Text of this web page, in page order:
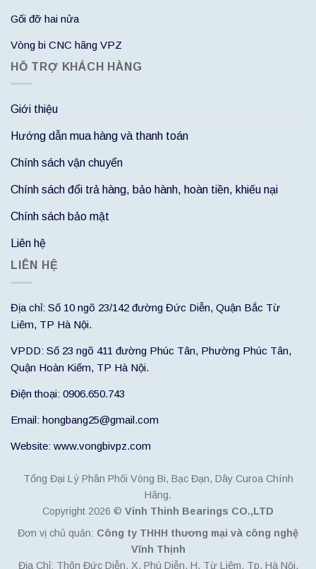
Gối đỡ hai nửa
Vòng bi CNC hãng VPZ
HỖ TRỢ KHÁCH HÀNG
Giới thiệu
Hướng dẫn mua hàng và thanh toán
Chính sách vận chuyển
Chính sách đổi trả hàng, bảo hành, hoàn tiền, khiếu nại
Chính sách bảo mật
Liên hệ
LIÊN HỆ
Địa chỉ: Số 10 ngõ 23/142 đường Đức Diễn, Quận Bắc Từ
Liêm, TP Hà Nội.
VPDD: Số 23 ngõ 411 đường Phúc Tân, Phường Phúc Tân,
Quận Hoàn Kiếm, TP Hà Nội.
Điện thoại: 0906.650.743
Email: hongbang25@gmail.com
Website: www.vongbivpz.com
Tổng Đại Lý Phân Phối Vòng Bi, Bạc Đạn, Dây Curoa Chính
Hãng.
Copyright 2026 © Vinh Thinh Bearings CO.,LTD
Đơn vị chủ quản: Công ty THHH thương mại và công nghệ
Vĩnh Thịnh
Địa Chỉ: Thôn Đức Diễn, X. Phú Diễn, H. Từ Liêm, Tp. Hà Nội.